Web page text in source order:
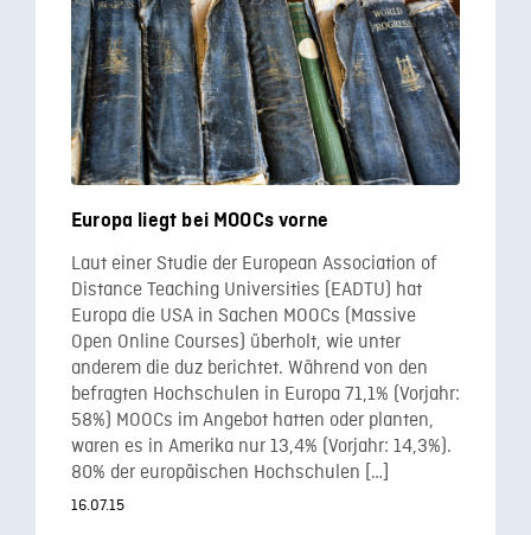
Europa liegt bei MOOCs vorne
Laut einer Studie der European Association of
Distance Teaching Universities (EADTU) hat
Europa die USA in Sachen MOOCs (Massive
Open Online Courses) überholt, wie unter
anderem die duz berichtet. Während von den
befragten Hochschulen in Europa 71,1% (Vorjahr:
58%) MOOCs im Angebot hatten oder planten,
waren es in Amerika nur 13,4% (Vorjahr: 14,3%).
80% der europäischen Hochschulen […]
16.07.15